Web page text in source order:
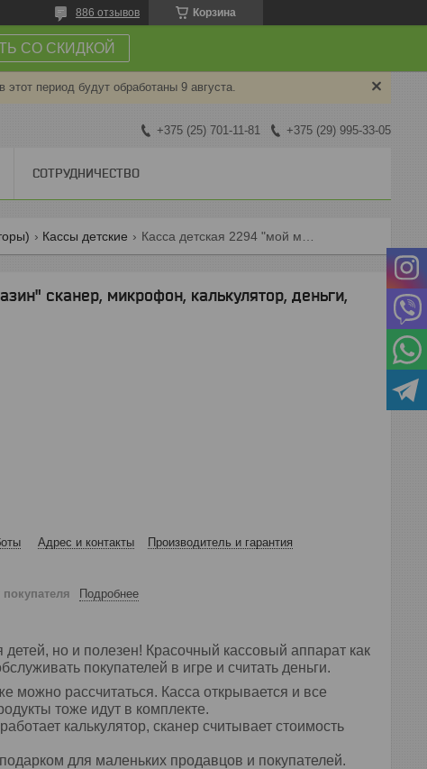
Корзина
886 отзывов
СО СКИДКОЙ
период будут обработаны 9 августа.
+375 (25) 701-11-81 +375 (29) 995-33-05
СОТРУДНИЧЕСТВО
Кассы детские
сканер, микрофон, калькулятор, деньги,
Адрес и контакты Производитель и гарантия
покупателя Подробнее
но и полезен! Красочный кассовый аппарат как
покупателей в игре и считать деньги.
можно рассчитаться. Касса открывается и все
тоже идут в комплекте.
калькулятор, сканер считывает стоимость
для маленьких продавцов и покупателей.